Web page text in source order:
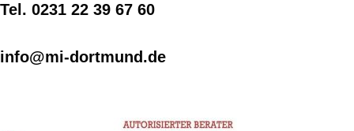
Tel. 0231 22 39 67 60
info@mi-dortmund.de